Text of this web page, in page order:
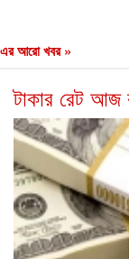
এর আরো খবর »
টাকার রেট আজ